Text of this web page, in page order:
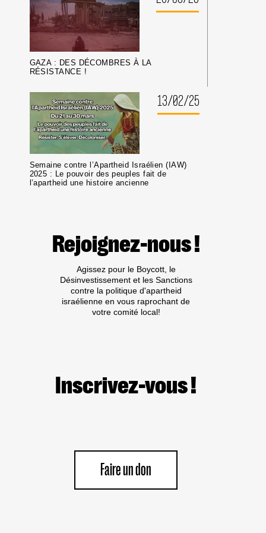
GAZA : DES DÉCOMBRES À LA
RÉSISTANCE !
13/02/25
Semaine contre l’Apartheid Israélien (IAW)
2025 : Le pouvoir des peuples fait de
l’apartheid une histoire ancienne
Rejoignez-nous !
Agissez pour le Boycott, le
Désinvestissement et les Sanctions
contre la politique d'apartheid
israélienne en vous raprochant de
votre comité local!
Inscrivez-vous !
Faire un don